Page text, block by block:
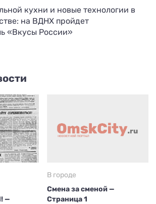
кухни и новые технологии в
на ВДНХ пройдет
«Вкусы России»
—
В городе
Смена за сменой —
Страница 1